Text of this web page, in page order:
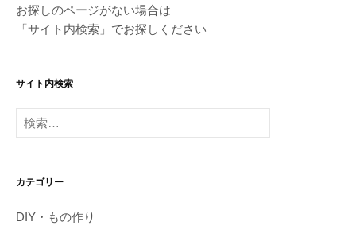
お探しのページがない場合は
「サイト内検索」でお探しください
サイト内検索
検
索:
カテゴリー
DIY・もの作り